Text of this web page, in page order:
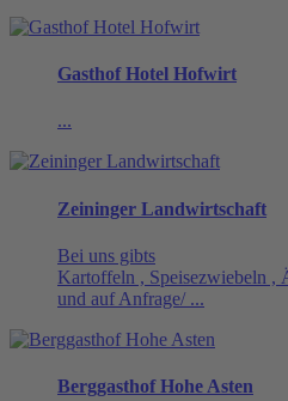
Gasthof Hotel Hofwirt
...
Zeininger Landwirtschaft
Bei uns gibts
Kartoffeln , Speisezwiebeln ,
und auf Anfrage/ ...
Berggasthof Hohe Asten